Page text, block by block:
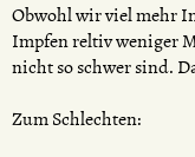
Obwohl wir viel mehr
Impfen reltiv weniger
nicht so schwer sind.
Zum Schlechten: